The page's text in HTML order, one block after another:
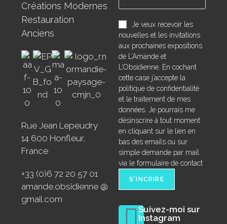
Créations Modernes
Restauration
Anciens
Rue Jean Lepeudry
14 600 Honfleur,
France
+33 (0)6 72 20 57 01
amande.obsidienne @
gmail.com
Je veux recevoir les
nouvelles et les invitations
aux prochaines expositions
de L’Amande et
L’Obsidienne. En cochant
cette case j’accepte la
politique de confidentialité
et le traitement de mes
données. Je pourrais me
désinscrire à tout moment
en cliquant sur le lien en
bas des emails ou sur
simple demande par mail
via le formulaire de contact
Suivez-moi sur
Instagram